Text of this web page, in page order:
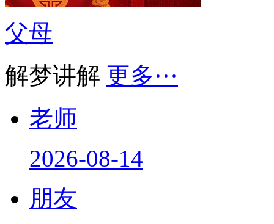
父母
解梦讲解 更多···
老师
2026-08-14
朋友